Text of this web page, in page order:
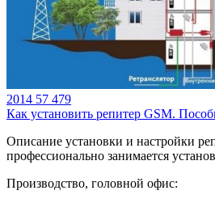
2014 57 479
Как установить репитер GSM.
Описание установки и настройки
профессионально занимается
Производство, головной офис: